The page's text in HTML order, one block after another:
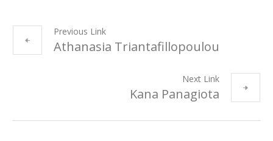
Previous Link
Athanasia Triantafillopoulou
Next Link
Kana Panagiota